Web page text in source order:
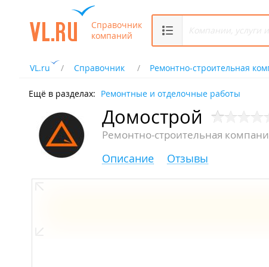
Справочник
компаний
VL.ru Справочник Ремонтно-строительная
Ещё в разделах: Ремонтные и отделочные работы
Домострой
Ремонтно-строительная
Описание Отзывы